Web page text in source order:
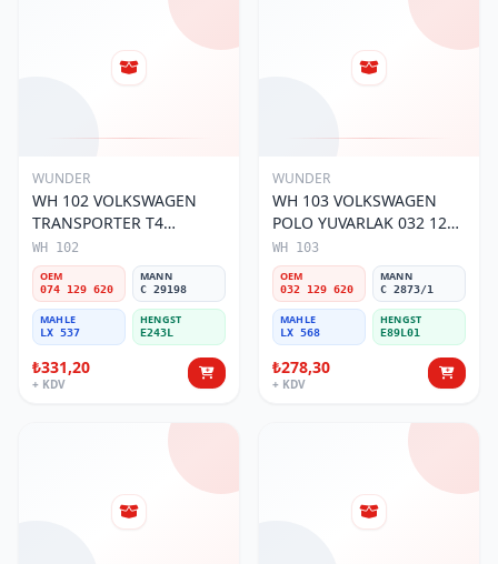
WUNDER
WH 102 VOLKSWAGEN
TRANSPORTER T4
(SÜNGERSiZ) 074 129 620
Hava Filtresi
WH 102
OEM
074 129 620
MANN
C 29198
MAHLE
LX 537
HENGST
E243L
₺331,20
+ KDV
WUNDER
WH 103 VOLKSWAGEN
POLO YUVARLAK 032 129
620 Hava Filtresi
WH 103
OEM
032 129 620
MANN
C 2873/1
MAHLE
LX 568
HENGST
E89L01
₺278,30
+ KDV